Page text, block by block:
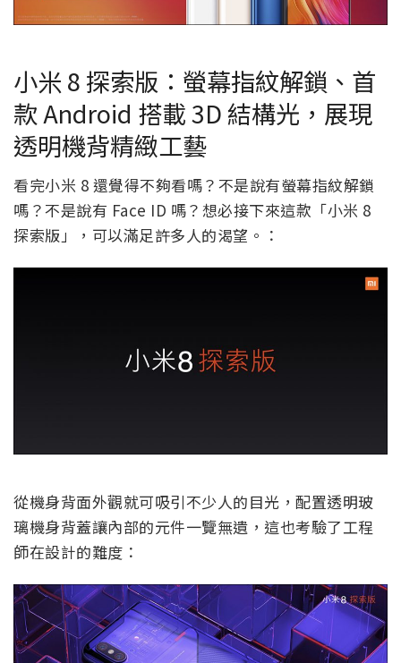
小米 8 探索版：螢幕指紋解鎖、首
款 Android 搭載 3D 結構光，展現
透明機背精緻工藝
看完小米 8 還覺得不夠看嗎？不是說有螢幕指紋解鎖
嗎？不是說有 Face ID 嗎？想必接下來這款「小米 8
探索版」，可以滿足許多人的渴望。：
從機身背面外觀就可吸引不少人的目光，配置透明玻
璃機身背蓋讓內部的元件一覽無遺，這也考驗了工程
師在設計的難度：